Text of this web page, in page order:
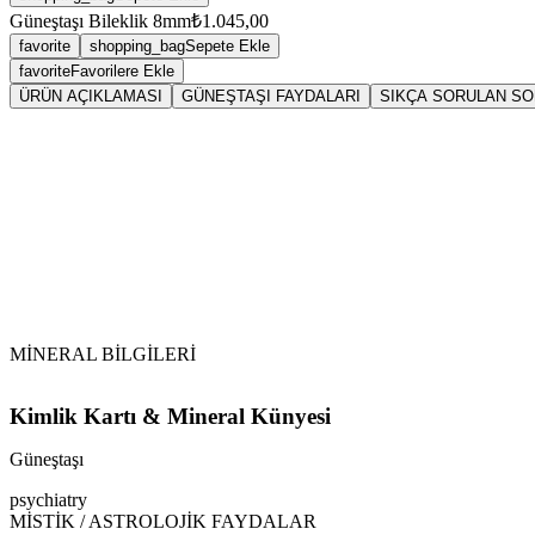
Güneştaşı Bileklik 8mm₺1.045,00
favorite shopping_bagSepete Ekle
favoriteFavorilere Ekle
ÜRÜN AÇIKLAMASI
GÜNEŞTAŞI FAYDALARI SIKÇA SORULAN
MİNERAL BİLGİLERİ
Kimlik Kartı & Mineral Künyesi
Güneştaşı
psychiatry
MİSTİK / ASTROLOJİK FAYDALAR